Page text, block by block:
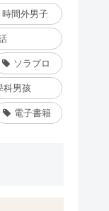
時間外男子
ソラプロ
科男孩
電子書籍